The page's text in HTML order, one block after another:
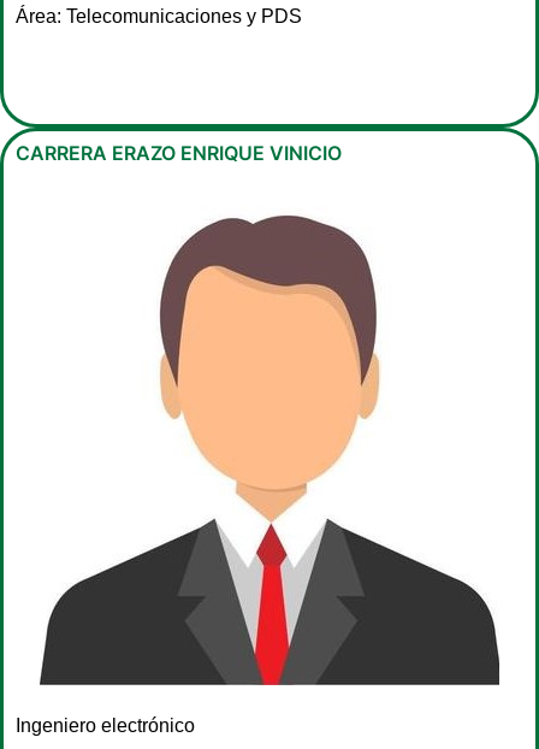
Área: Telecomunicaciones y PDS
CARRERA ERAZO ENRIQUE VINICIO
Ingeniero electrónico